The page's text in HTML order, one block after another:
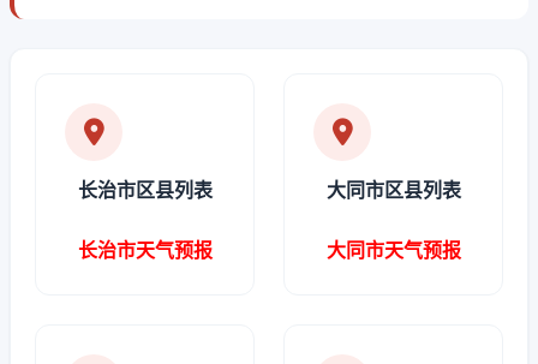
长治市区县列表
长治市天气预报
大同市区县列表
大同市天气预报